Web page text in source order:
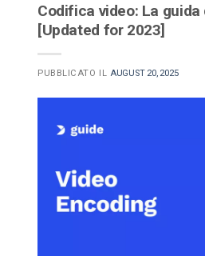
Codifica video: La
[Updated for 2023]
PUBBLICATO IL AUGUST 20, 2025